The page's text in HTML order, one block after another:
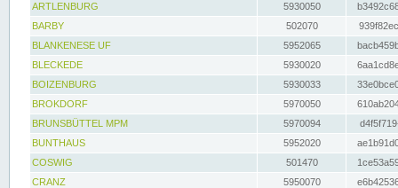
ARTLENBURG
5930050
BARBY
502070
BLANKENESE UF
5952065
BLECKEDE
5930020
BOIZENBURG
5930033
BROKDORF
5970050
BRUNSBÜTTEL MPM
5970094
BUNTHAUS
5952020
COSWIG
501470
CRANZ
5950070